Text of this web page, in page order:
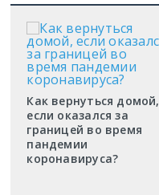
Как вернуться домой,
если оказался за
границей во время
пандемии
коронавируса?